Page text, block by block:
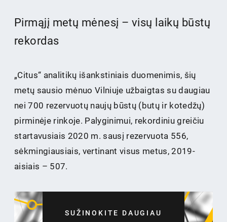
Pirmąjį metų mėnesį – visų laikų būstų
rekordas
„Citus“ analitikų išankstiniais duomenimis, šių
metų sausio mėnuo Vilniuje užbaigtas su daugiau
nei 700 rezervuotų naujų būstų (butų ir kotedžų)
pirminėje rinkoje. Palyginimui, rekordiniu greičiu
startavusiais 2020 m. sausį rezervuota 556,
sėkmingiausiais, vertinant visus metus, 2019-
aisiais – 507.
SUŽINOKITE DAUGIAU